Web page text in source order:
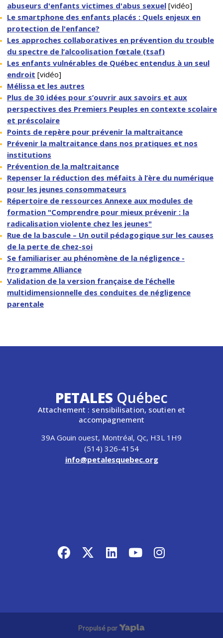
abuseurs d'enfants victimes d'abus sexuel [vidéo]
Le smartphone des enfants placés : Quels enjeux en
protection de l'enfance?
Les approches collaboratives en prévention du trouble
du spectre de l’alcoolisation fœtale (tsaf)
Les enfants vulnérables de Québec entendus à un seul
endroit [vidéo]
Mélissa et les autres
Plus de 30 idées pour s’ouvrir aux savoirs et aux
perspectives des Premiers Peuples en contexte scolaire
et préscolaire
Points de repère pour prévenir la maltraitance
Prévenir la maltraitance dans nos pratiques et nos
institutions
Prévention de la maltraitance
Repenser la réduction des méfaits à l’ère du numérique
pour les jeunes consommateurs
Répertoire de ressources Annexe aux modules de
formation "Comprendre pour mieux prévenir : la
radicalisation violente chez les jeunes"
Rue de la bascule – Un outil pédagogique sur les causes
de la perte de chez-soi
Se familiariser au phénomène de la négligence -
Programme Alliance
Validation de la version française de l’échelle
multidimensionnelle des conduites de négligence
parentale
PETALES Québec
Attachement : sensibilisation, soutien et
accompagnement
39A Gouin ouest, Montréal, Qc, H3L 1H9
(514) 326-4154
info@petalesquebec.org
facebookx-twitter
linkedinyoutubeinstagram
Propulsé par